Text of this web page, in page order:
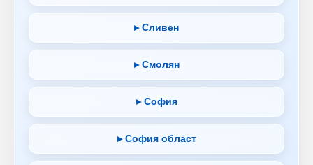
▸ Сливен
▸ Смолян
▸ София
▸ София област